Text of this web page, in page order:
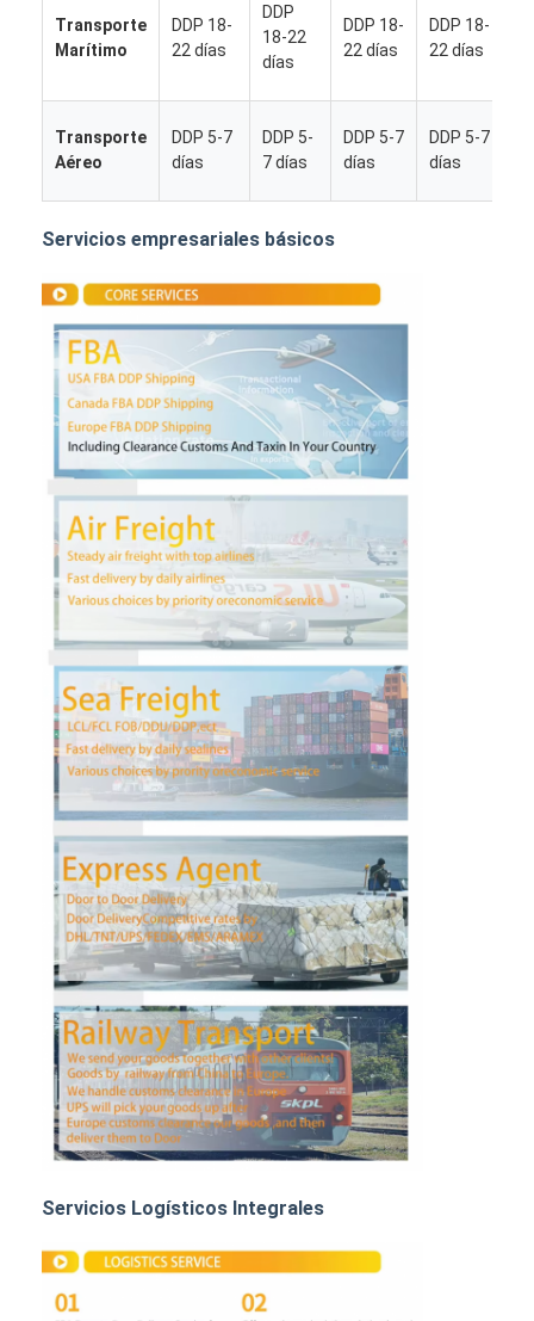
Inicio
Visita a la fábrica
Control de Calidad
Contacto
Carga internacional delantera
Flete aéreo delantero
transporte marítimo
Envío DDP desde China
envío expreso
TRANSPORTE DE MERCANCÍAS POR FERROCARRIL
Enviar a Amazon
Transporte de mercancías por camión
Servicio de almacenamiento
Transporte
Marítimo
DDP 18-
22 días
DDP
18-22
días
DDP 18-
22 días
DDP 18-
22 días
Transporte
Aéreo
DDP 5-7
días
DDP 5-
7 días
DDP 5-7
días
DDP 5-7
días
Servicios empresariales básicos
Servicios Logísticos Integrales